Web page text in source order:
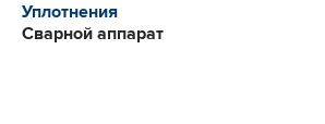
Уплотнения
Сварной аппарат